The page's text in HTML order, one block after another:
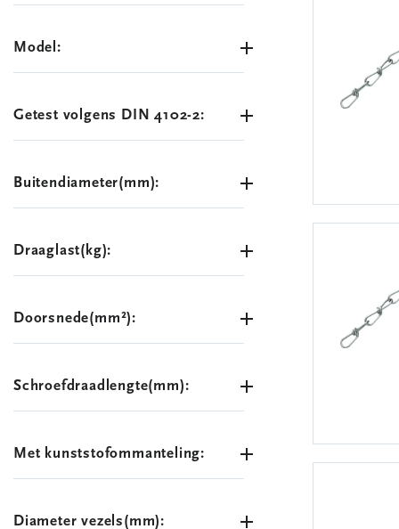
Model:
Getest volgens DIN 4102-2:
Buitendiameter(mm):
Draaglast(kg):
Doorsnede(mm²):
Schroefdraadlengte(mm):
Met kunststofommanteling:
Diameter vezels(mm):